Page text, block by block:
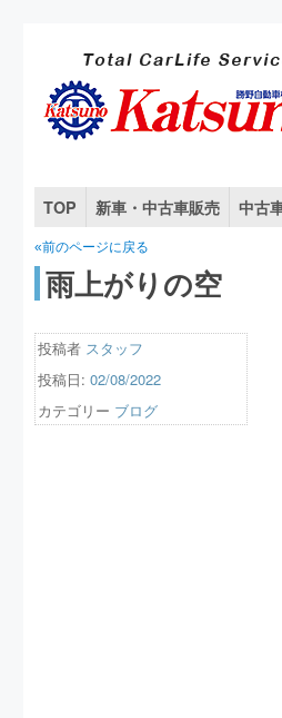
TOP 新車・中古車販売 中古
«前のページに戻る
雨上がりの空
投稿者 スタッフ
投稿日: 02/08/2022
カテゴリー ブログ